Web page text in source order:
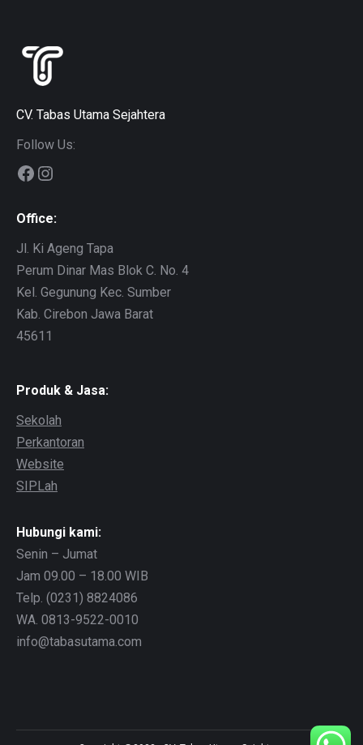
CV. Tabas Utama Sejahtera
Follow Us:
Facebook
Instagram
Office:
Jl. Ki Ageng Tapa
Perum Dinar Mas Blok C. No. 4
Kel. Gegunung Kec. Sumber
Kab. Cirebon Jawa Barat
45611
Produk & Jasa:
Sekolah
Perkantoran
Website
SIPLah
Hubungi kami:
Senin – Jumat
Jam 09.00 – 18.00 WIB
Telp. (0231) 8824086
WA. 0813-9522-0010
info@tabasutama.com